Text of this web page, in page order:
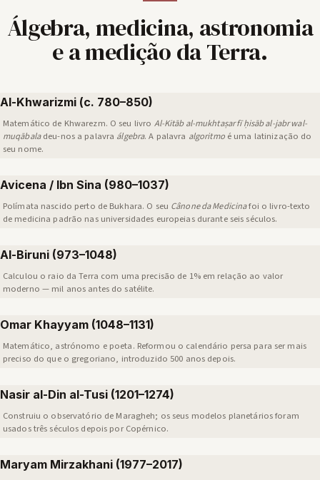
Álgebra, medicina, astronomia
e a medição da Terra.
Al-Khwarizmi (c. 780–850)
Matemático de Khwarezm. O seu livro Al-Kitāb al-mukhtaṣar fī ḥisāb al-jabr wal-
muqābaladeu-nos a palavra álgebra. A palavra algoritmoé uma latinização do
seu nome.
Avicena / Ibn Sina (980–1037)
Polímata nascido perto de Bukhara. O seu Cânone da Medicinafoi o livro-texto
de medicina padrão nas universidades europeias durante seis séculos.
Al-Biruni (973–1048)
Calculou o raio da Terra com uma precisão de 1% em relação ao valor
moderno — mil anos antes do satélite.
Omar Khayyam (1048–1131)
Matemático, astrónomo e poeta. Reformou o calendário persa para ser mais
preciso do que o gregoriano, introduzido 500 anos depois.
Nasir al-Din al-Tusi (1201–1274)
Construiu o observatório de Maragheh; os seus modelos planetários foram
usados três séculos depois por Copérnico.
Maryam Mirzakhani (1977–2017)